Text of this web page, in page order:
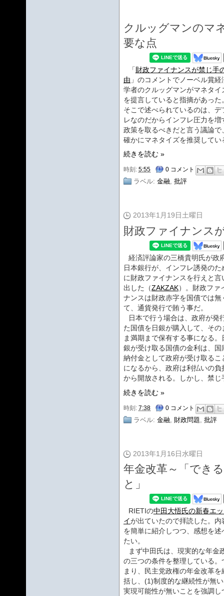
クルッグマンのマ
要な点
「財政ファイナンスが禁じ手
由 」のコメントでノーベル賞経
学者のクルッグマンがマネタイ
を提言していると指摘があった
そこで述べられているのは、デ
レなのだからインフレ圧力を増
政策を取るべきだと言う議論で
確かにマネタイズを推奨してい
続きを読む »
時刻: 5:55 0 コメント
ラベル: 金融, 批評
2013年1月19日土曜日
財政ファイナンス
経済評論家の三橋貴明氏が政
日本銀行が、インフレ誘発のた
に財政ファイナンスを行えと言
出した（ZAKZAK）。財政ファ
ナンスは財政赤字を国債では無
て、通貨発行で賄う事だ。
日本で行う場合は、政府が発
た国債を日銀が購入して、その
ま満期まで保有する事になる。
銀が受け取る国債の金利は、国
納付金として政府が受け取るこ
になるから、政府は利払いの負
から開放される。しかし、禁
続きを読む »
時刻: 7:38 0 コメント
ラベル: 金融 財政問題 批評
2013年1月16日水曜日
年金改革～「でき
と」
RIETIの中田大悟氏の新春エ
イが出ていたので拝読した。内
を簡単に紹介しつつ、感想を述
たい。
まず中田氏は、現実的な年金
の三つの条件を整理している。
まり、民主党政権の年金改革を
括し、(1)制度的な継続性が無
実現可能性が無いことを強調し